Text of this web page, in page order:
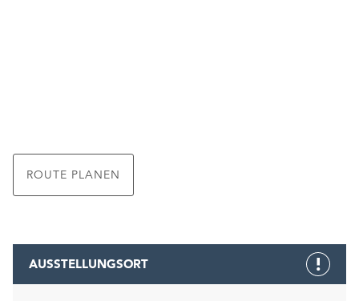
ROUTE PLANEN
AUSSTELLUNGSORT